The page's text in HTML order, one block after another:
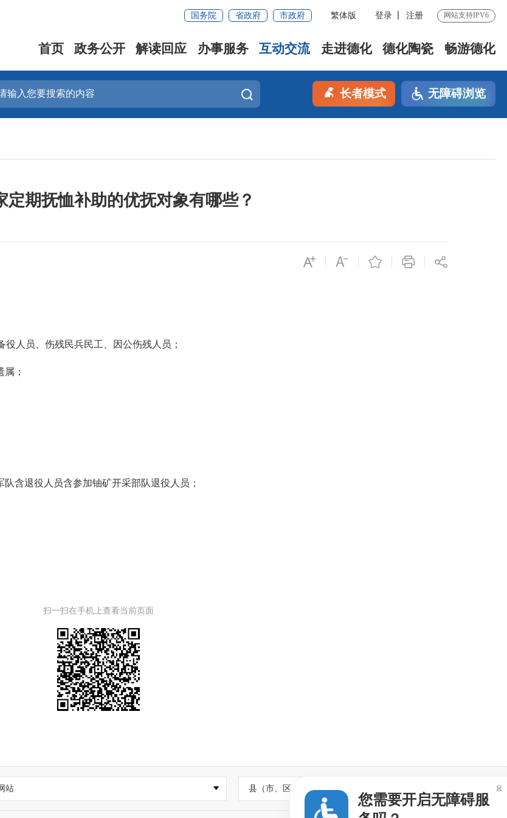
国务院 省政府 市政府 繁体版 登录 注册 网站支持IPV6
首页 政务公开 解读回应 办事服务 互动交流 走进德化 德化陶瓷 畅游德化
长者模式 无障碍浏览
定期抚恤补助的优抚对象有哪些？
人员、伤残民兵民工、因公伤残人员；
；
含退役人员含参加铀矿开采部队退役人员；
扫一扫在手机上查看当前页面
站 县（市、区）政府网站
您需要开启无障碍服
